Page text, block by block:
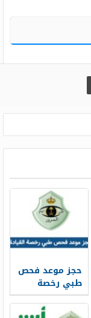
حجز موعد فحص
طبي رخصة
القيادة في
السعودية